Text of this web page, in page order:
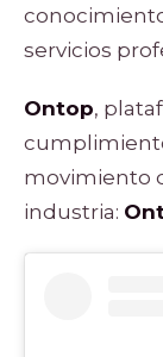
servicios
Ontop,
movimiento
industria: